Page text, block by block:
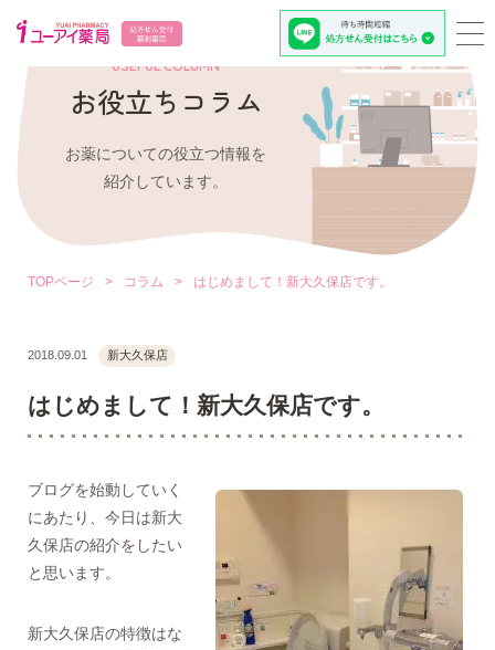
USEFUL COLUMN
お役立ちコラム
お薬についての役立つ情報を
紹介しています。
TOPページ > コラム > はじめまして！新大久保店です。
2018.09.01 新大久保店
はじめまして！新大久保店です。
ブログを始動していく
にあたり、今日は新大
久保店の紹介をしたい
と思います。
新大久保店の特徴はな